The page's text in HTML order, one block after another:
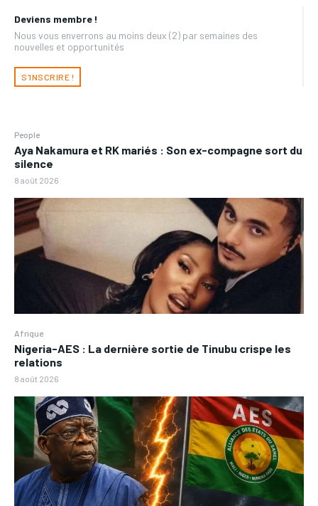
Deviens membre !
Nous vous enverrons au moins deux (2) par semaines des
nouvelles et opportunités
S'INSCRIRE !
People
Aya Nakamura et RK mariés : Son ex-compagne sort du
silence
8 août 2026
Afrique
Nigeria-AES : La dernière sortie de Tinubu crispe les
relations
8 août 2026